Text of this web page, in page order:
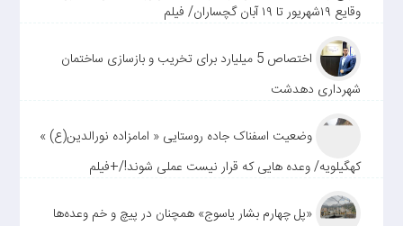
وقایع ۱۹شهریور تا ۱۹ آبان گچساران/ فیلم
اختصاص 5 میلیارد برای تخریب و بازسازی ساختمان
شهرداری دهدشت
وضعیت اسفناک جاده روستایی « امامزاده نورالدین(ع) »
کهگیلویه/ وعده هایی که قرار نیست عملی شوند!/+فیلم
«پل چهارم بشار یاسوج» همچنان در پیچ و خم وعده‌ها